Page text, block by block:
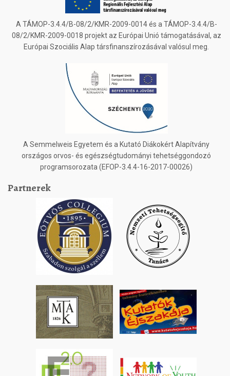
A TÁMOP-3.4.4/B-08/2/KMR-2009-0014 és a TÁMOP-3.4.4/B-
08/2/KMR-2009-0018 projekt az Európai Unió támogatásával, az
Európai Szociális Alap társfinanszírozásával valósul meg.
A Semmelweis Egyetem és a Kutató Diákokért Alapítvány
országos orvos- és egészségtudományi tehetséggondozó
programsorozata (EFOP-3.4.4-16-2017-00026)
Partnerek